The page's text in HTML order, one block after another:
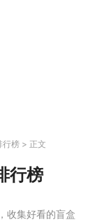
行榜 正文
行榜
收集好看的盲盒